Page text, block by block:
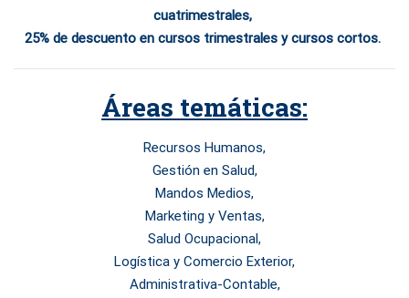
cuatrimestrales,
25% de descuento en cursos trimestrales y cursos cortos.
Áreas temáticas:
Recursos Humanos,
Gestión en Salud,
Mandos Medios,
Marketing y Ventas,
Salud Ocupacional,
Logística y Comercio Exterior,
Administrativa-Contable,